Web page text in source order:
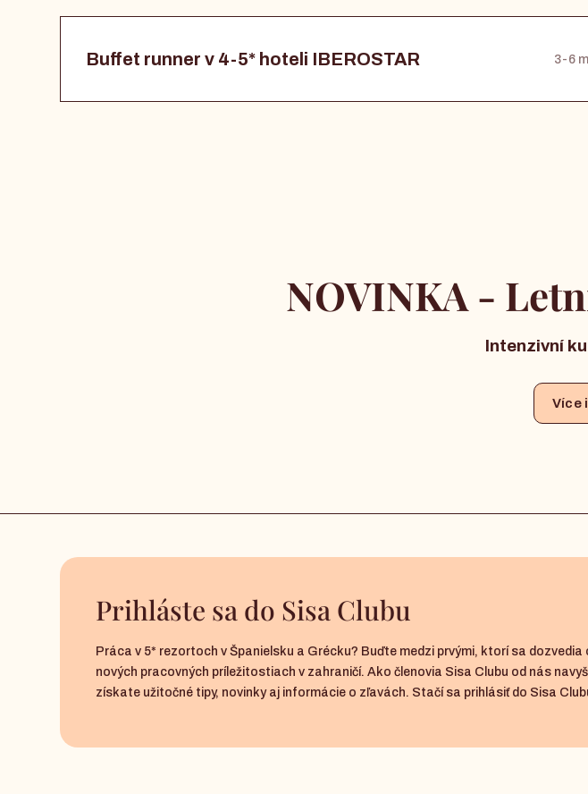
Buffet runner v 4-5* hoteli IBEROSTAR 3-6
NOVINKA -
Intenzivní
Více
Prihláste sa do Sisa Clubu
Práca v 5* rezortoch v Španielsku a Grécku? Buďte medzi prvými, ktorí sa dozvedia
nových pracovných príležitostiach v zahraničí. Ako členovia Sisa Clubu od nás
získate užitočné tipy, novinky aj informácie o zľavách. Stačí sa prihlásiť do Sisa